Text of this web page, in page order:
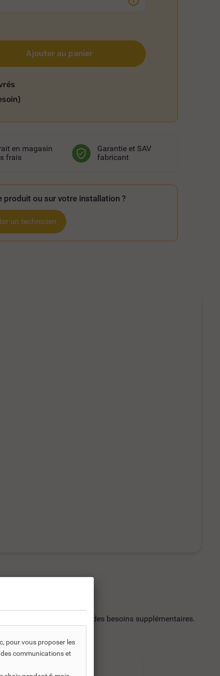
Ajouter au panier
en magasin
frais
Garantie et SAV
fabricant
produit ou sur votre installation ?
un technicien
soit répondre à des besoins supplémentaires.
pour vous proposer les
communications et